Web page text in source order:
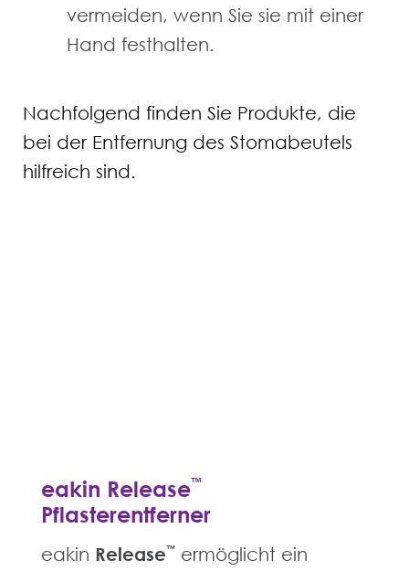
vermeiden, wenn Sie sie mit einer
Hand festhalten.
Nachfolgend finden Sie Produkte, die
bei der Entfernung des Stomabeutels
hilfreich sind.
eakin Release™
Pflasterentferner
eakin Release™ ermöglicht ein